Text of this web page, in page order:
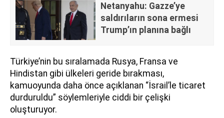
Netanyahu: Gazze’ye
saldırıların sona ermesi
Trump’ın planına bağlı
Türkiye’nin bu sıralamada Rusya, Fransa ve
Hindistan gibi ülkeleri geride bırakması,
kamuoyunda daha önce açıklanan “İsrail’le ticaret
durduruldu” söylemleriyle ciddi bir çelişki
oluşturuyor.